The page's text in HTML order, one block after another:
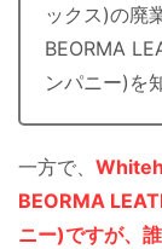
ックス)の廃
BEORMA
ンパニー)を
一方で、
BEORMA
ニー)ですが、